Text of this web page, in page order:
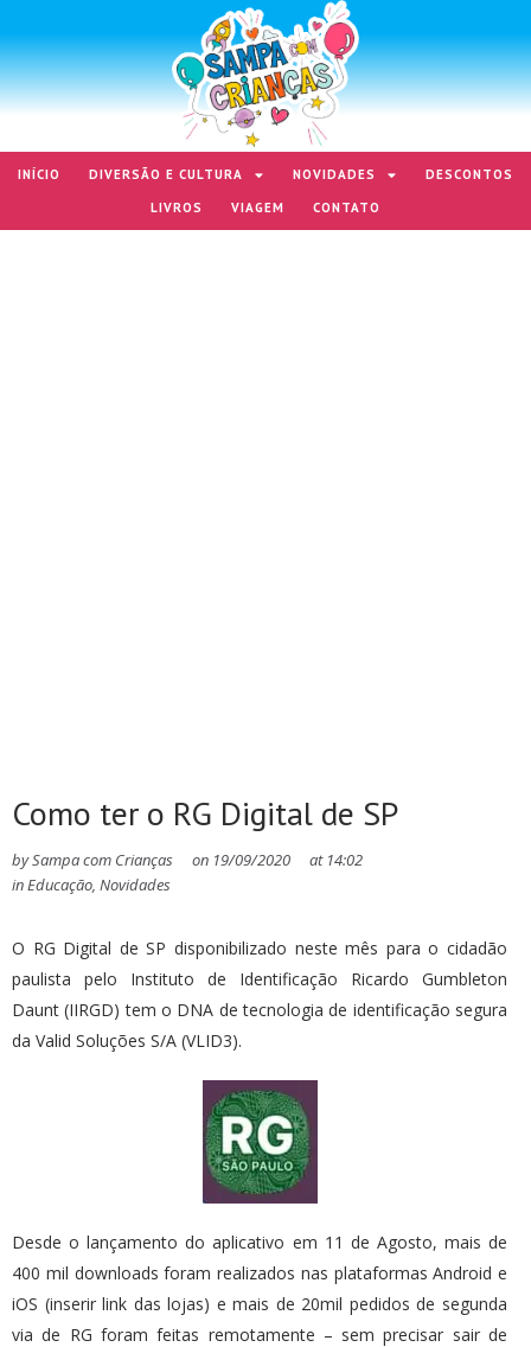
INÍCIO DIVERSÃO E CULTURA NOVIDADES
DESCONTOS
LIVROS
VIAGEM CONTATO
Como ter o RG Digital de SP
bySampa com Crianças on 19/09/2020 at 14:02
inEducação, Novidades
O RG Digital de SP disponibilizado neste mês para o cidadão
paulista pelo Instituto de Identificação Ricardo Gumbleton
Daunt (IIRGD) tem o DNA de tecnologia de identificação segura
da Valid Soluções S/A (VLID3).
Desde o lançamento do aplicativo em 11 de Agosto, mais de
400 mil downloads foram realizados nas plataformas Android e
iOS (inserir link das lojas) e mais de 20mil pedidos de segunda
via de RG foram feitas remotamente – sem precisar sair de